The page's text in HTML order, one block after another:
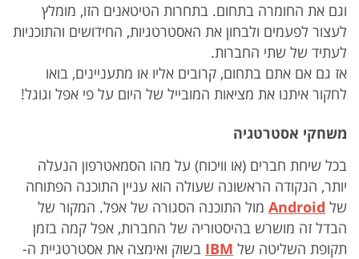
וגם את החומרה בתחום. בתחרות הטיטאנים הזו, מומלץ
לעצור לפעמים ולבחון את האסטרטגיות, החידושים והתוכניות
לעתיד של שתי החברות.
אז גם אם אתם בתחום, קרובים אליו או מתעניינים, בואו
לחקור איתנו את מציאות המובייל של היום על פי אפל וגוגל!
משחקי אסטרטגיה
בכל שיחת חברים (או וויכוח) על מהו הסמאטרפון הנעלה
יותר, הנקודה הראשונה שעולה הוא עניין התוכנה הפתוחה
של Android מול התוכנה הסגורה של אפל. המקור של
הבדל זה מושרש בהיסטוריה של החברות, אפל קמה בזמן
תקופת השליטה של IBM בשוק ואימצה את אסטרטגיית ה-